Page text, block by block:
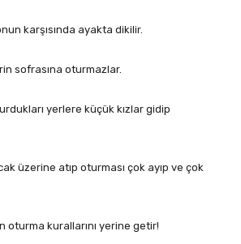
karşısında ayakta dikilir.
sofrasına oturmazlar.
yerlere küçük kızlar gidip
üzerine atıp oturması çok ayıp ve çok
oturma kurallarını yerine getir!